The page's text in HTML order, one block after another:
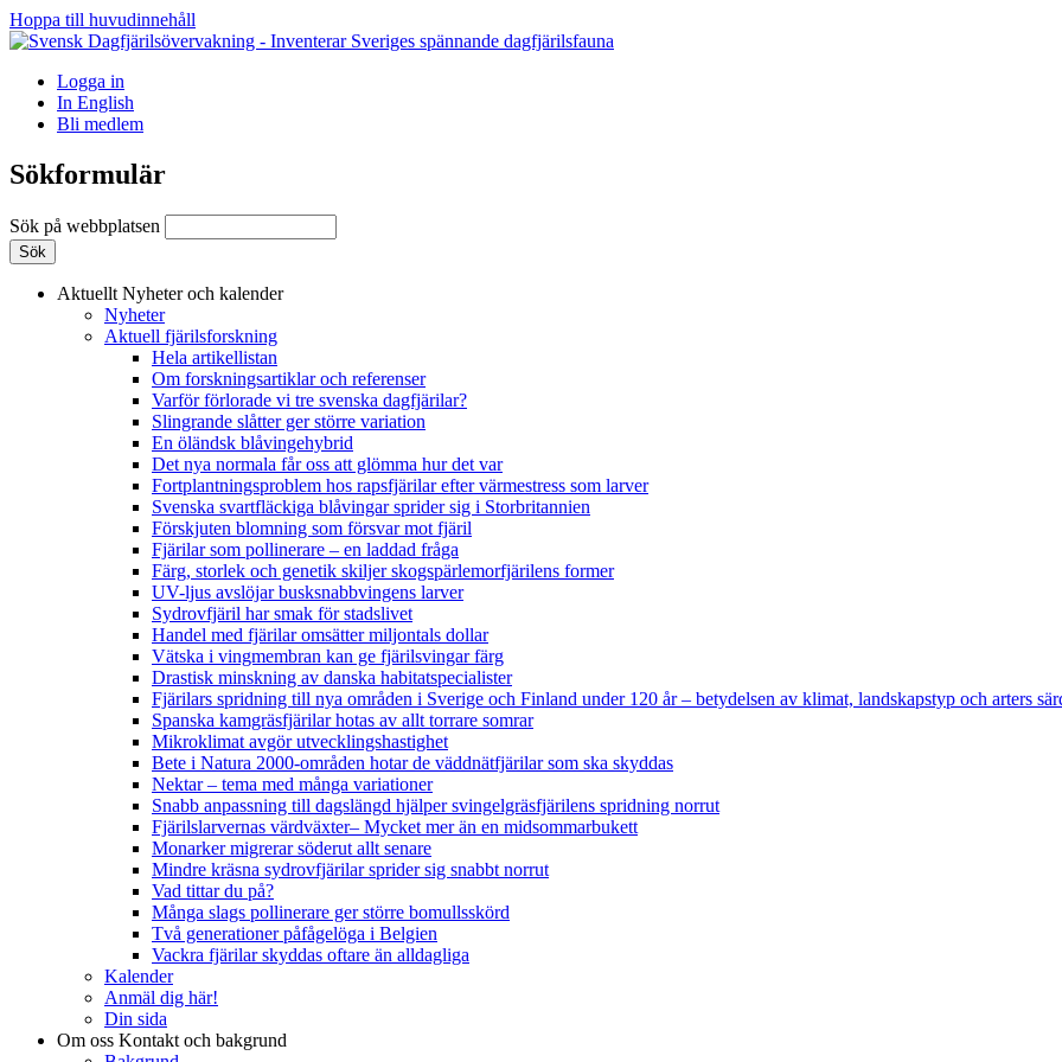
Hoppa till huvudinnehåll
Logga in
In English
Bli medlem
Sökformulär
Sök på webbplatsen
Aktuellt Nyheter och kalender
Nyheter
Aktuell fjärilsforskning
Hela artikellistan
Om forskningsartiklar och referenser
Varför förlorade vi tre svenska dagfjärilar?
Slingrande slåtter ger större variation
En öländsk blåvingehybrid
Det nya normala får oss att glömma hur det var
Fortplantningsproblem hos rapsfjärilar efter värmestress som larver
Svenska svartfläckiga blåvingar sprider sig i Storbritannien
Förskjuten blomning som försvar mot fjäril
Fjärilar som pollinerare – en laddad fråga
Färg, storlek och genetik skiljer skogspärlemorfjärilens former
UV-ljus avslöjar busksnabbvingens larver
Sydrovfjäril har smak för stadslivet
Handel med fjärilar omsätter miljontals dollar
Vätska i vingmembran kan ge fjärilsvingar färg
Drastisk minskning av danska habitatspecialister
Fjärilars spridning till nya områden i Sverige och Finland under 120 år– betydelsen av klimat, landskapstyp och arters
Spanska kamgräsfjärilar hotas av allt torrare somrar
Mikroklimat avgör utvecklingshastighet
Bete i Natura 2000-områden hotar de väddnätfjärilar som ska skyddas
Nektar – tema med många variationer
Snabb anpassning till dagslängd hjälper svingelgräsfjärilens spridning norrut
Fjärilslarvernas värdväxter– Mycket mer än en midsommarbukett
Monarker migrerar söderut allt senare
Mindre kräsna sydrovfjärilar sprider sig snabbt norrut
Vad tittar du på?
Många slags pollinerare ger större bomullsskörd
Två generationer påfågelöga i Belgien
Vackra fjärilar skyddas oftare än alldagliga
Kalender
Anmäl dig här!
Din sida
Om oss Kontakt och bakgrund